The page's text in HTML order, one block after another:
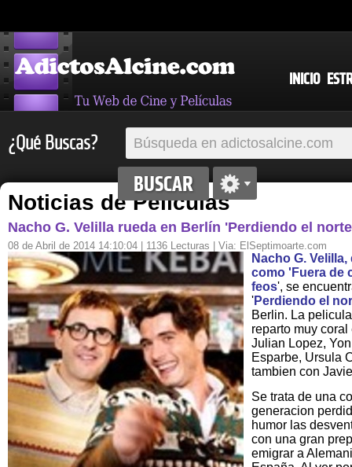
INICIO
¿Qué Buscas?
Noticias de Películas
Nacho G. Velilla rueda en Berlín 'Perdiendo el
08 de Abril de 2014 14:10:04 | 1136 Lecturas | Via: ElSeptimoarte.com
Nacho G.
como ' Fuera de
feos', se
'Perdiendo el
Berlin. La
reparto muy
Julian Lopez,
Esparbe, Ursula
tambien con
Se trata de una
generacion
humor las
con una gran
emigrar a